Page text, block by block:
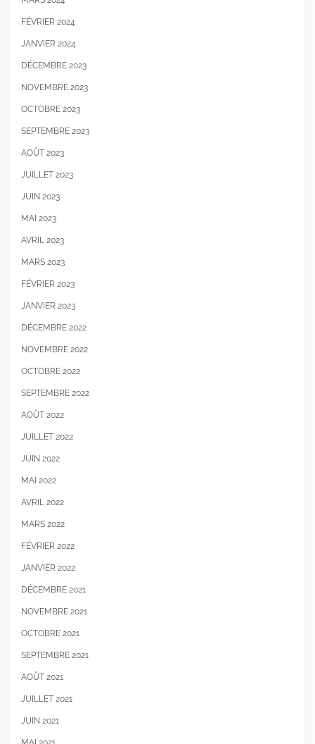
FÉVRIER 2024
JANVIER 2024
DÉCEMBRE 2023
NOVEMBRE 2023
OCTOBRE 2023
SEPTEMBRE 2023
AOÛT 2023
JUILLET 2023
JUIN 2023
MAI 2023
AVRIL 2023
MARS 2023
FÉVRIER 2023
JANVIER 2023
DÉCEMBRE 2022
NOVEMBRE 2022
OCTOBRE 2022
SEPTEMBRE 2022
AOÛT 2022
JUILLET 2022
JUIN 2022
MAI 2022
AVRIL 2022
MARS 2022
FÉVRIER 2022
JANVIER 2022
DÉCEMBRE 2021
NOVEMBRE 2021
OCTOBRE 2021
SEPTEMBRE 2021
AOÛT 2021
JUILLET 2021
JUIN 2021